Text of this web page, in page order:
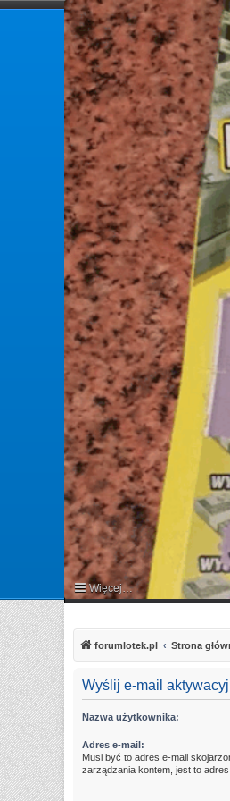
forumlotek.pl
Forum gier liczbowych
Więcej…
forumlotek.pl Strona
Wyślij e-mail
Nazwa użytkownika:
Adres e-mail:
Musi być to adres e-mail
zarządzania kontem, jest to